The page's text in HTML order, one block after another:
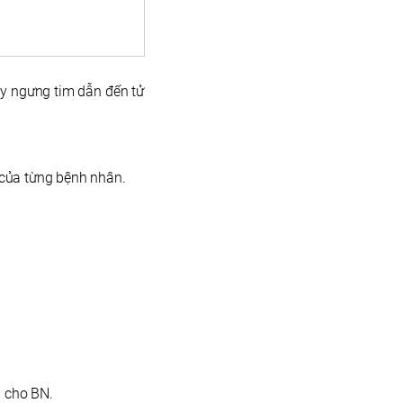
ngưng tim dẫn đến tử
từng bệnh nhân.
BN.